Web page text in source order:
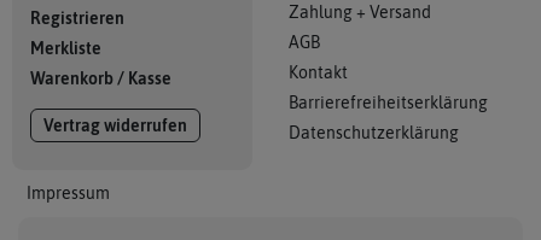
Registrieren
Merkliste
Warenkorb / Kasse
Vertrag widerrufen
Impressum
Zahlung + Versand
AGB
Kontakt
Barrierefreiheitserklärung
Datenschutzerklärung